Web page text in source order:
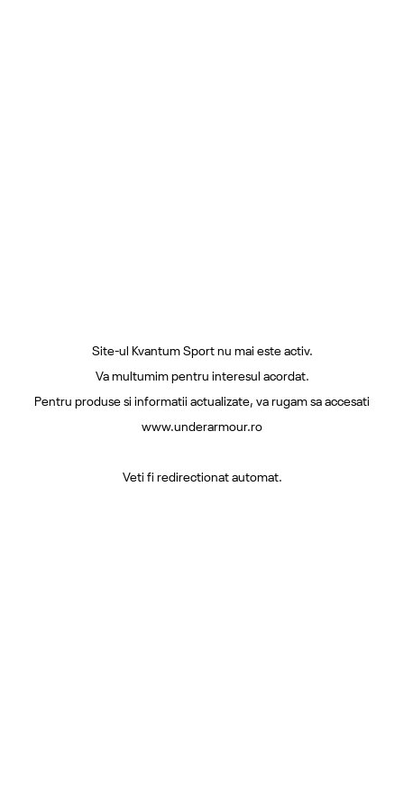
Site-ul Kvantum Sport nu mai este activ.
Va multumim pentru interesul acordat.
Pentru produse si informatii actualizate, va rugam sa accesati
www.underarmour.ro
Veti fi redirectionat automat.